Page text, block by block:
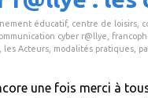
éducatif, centre de loisirs
cyber r@llye
les Acteurs modalités pratiques
une fois merci à